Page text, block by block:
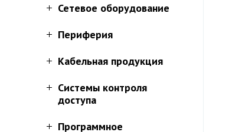
Сетевое оборудование
Периферия
Кабельная продукция
Системы контроля
доступа
Программное